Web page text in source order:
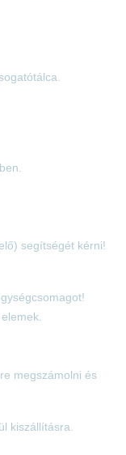
segítségét kérni!
megszámolni és
kiszállításra.